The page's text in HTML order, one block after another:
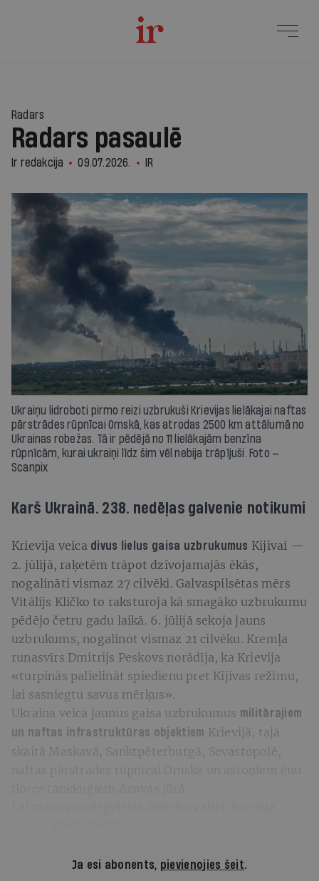
Radars
Radars pasaulē
Ir redakcija 09.07.2026. IR
Ukraiņu lidroboti pirmo reizi uzbrukuši Krievijas lielākajai naftas
pārstrādes rūpnīcai Omskā, kas atrodas 2500 km attālumā no
Ukrainas robežas. Tā ir pēdējā no 11 lielākajām benzīna
rūpnīcām, kurai ukraiņi līdz šim vēl nebija trāpījuši. Foto —
Scanpix
Karš Ukrainā. 238. nedēļas galvenie notikumi
Krievija veica divus lielus gaisa uzbrukumus Kijivai —
2. jūlijā, raķetēm trāpot dzīvojamajās ēkās,
nogalināti vismaz 27 cilvēki. Galvaspilsētas mērs
Vitālijs Kličko to raksturoja kā smagāko uzbrukumu
pēdējo četru gadu laikā. 6. jūlijā sekoja jauns
uzbrukums, nogalinot vismaz 21 cilvēku. Kremļa
runasvīrs Dmitrijs Peskovs norādīja, ka Krievija
«turpinās palielināt spiedienu pret Kijivas režīmu,
lai sasniegtu savus mērķus».
Ukraina veica jaunus gaisa uzbrukumus militārajiem
un naftas infrastruktūras objektiem Krievijā, tajā
skaitā Maskavā, Sanktpēterburgā, Sevastopolē,
Ja esi abonents, pievienojies šeit.